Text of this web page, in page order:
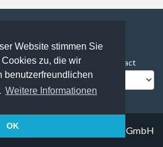
Website stimmen Sie
zu, die wir
benutzerfreundlichen
Weitere Informationen
OK
Guests and 0 Registered
Sitemap FAQ Glossary
Contact
© 2019 Trapez IT solutions GmbH